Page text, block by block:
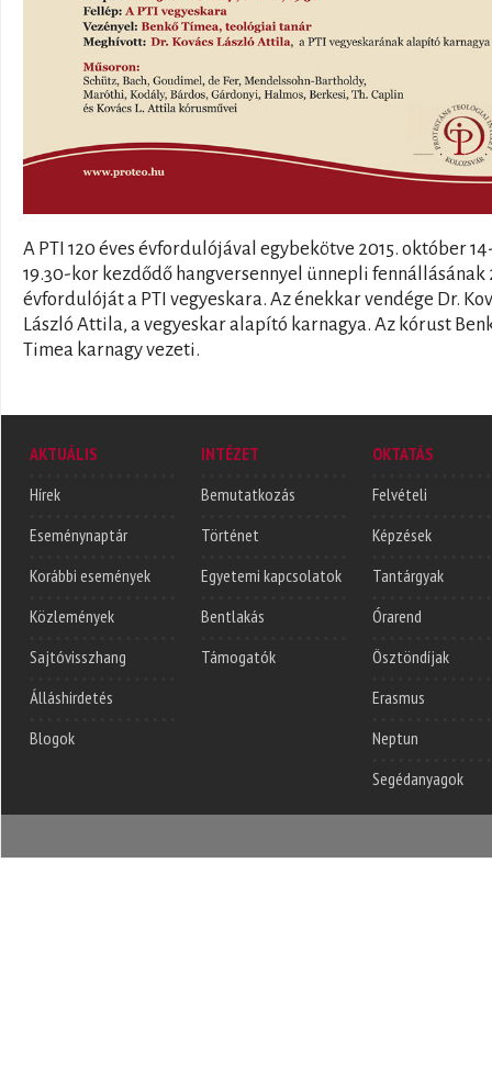
A PTI 120 éves évfordulójával egybekötve 2015. október
19.30-kor kezdődő hangversennyel ünnepli fennállásának
évfordulóját a PTI vegyeskara. Az énekkar vendége Dr.
László Attila, a vegyeskar alapító karnagya. Az kórust
Timea karnagy vezeti.
AKTUÁLIS
Hírek
Eseménynaptár
Korábbi események
Közlemények
Sajtóvisszhang
Álláshirdetés
Blogok
INTÉZET
Bemutatkozás
Történet
Egyetemi kapcsolatok
Bentlakás
Támogatók
OKTATÁS
Felvételi
Képzések
Tantárgyak
Órarend
Ösztöndíjak
Erasmus
Neptun
Segédanyagok